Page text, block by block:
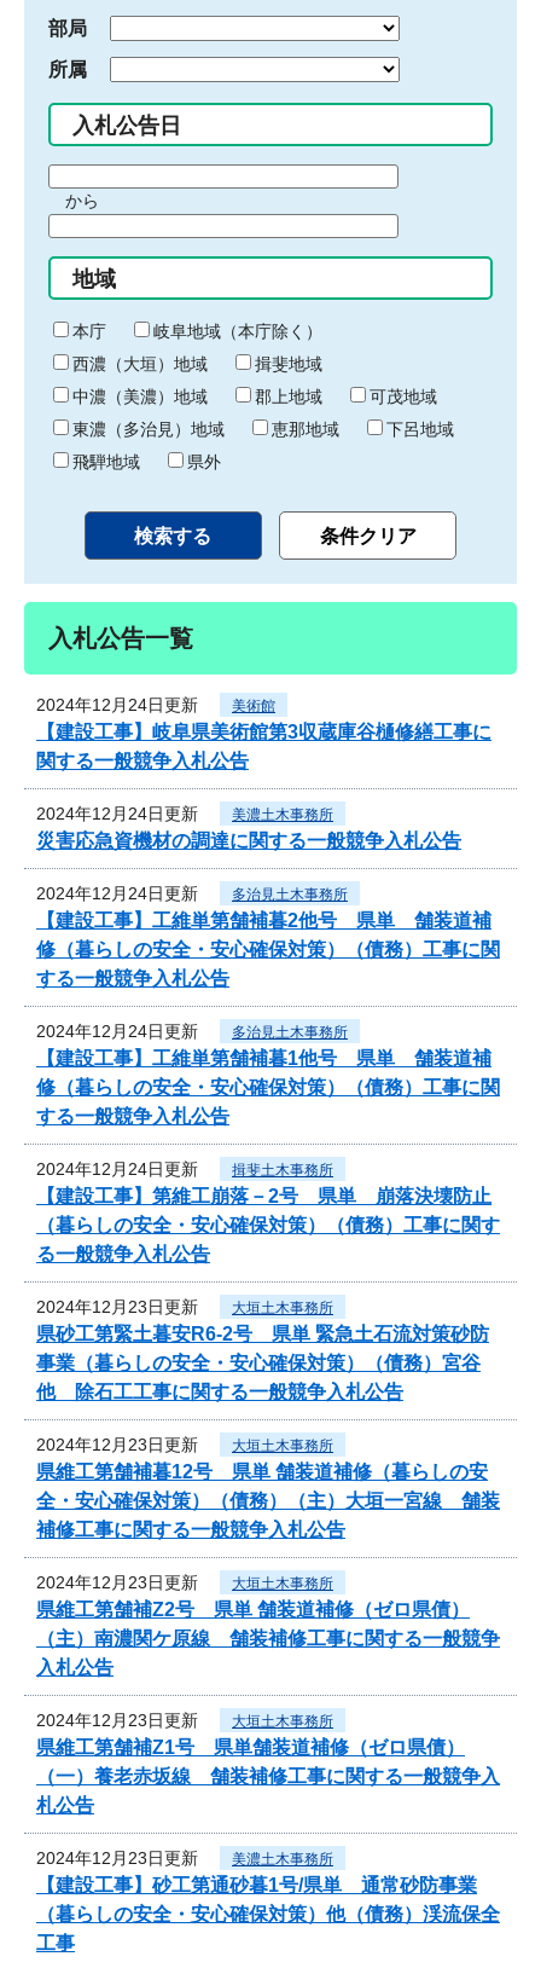
部局
所属
入札公告日
間
始
り
から
間
終
わ
り
地域
本庁
岐阜地域（本庁除く）
西濃（大垣）地域
揖斐地域
中濃（美濃）地域
郡上地域
可茂地域
東濃（多治見）地域
恵那地域
下呂地域
飛騨地域
県外
入札公告一覧
2024年12月24日更新 美術館
【建設工事】岐阜県美術館第3収蔵庫谷樋修繕工事に
関する一般競争入札公告
2024年12月24日更新 美濃土木事務所
災害応急資機材の調達に関する一般競争入札公告
2024年12月24日更新 多治見土木事務所
【建設工事】工維単第舗補暮2他号 県単 舗装道補
修（暮らしの安全・安心確保対策）（債務）工事に関
する一般競争入札公告
2024年12月24日更新 多治見土木事務所
【建設工事】工維単第舗補暮1他号 県単 舗装道補
修（暮らしの安全・安心確保対策）（債務）工事に関
する一般競争入札公告
2024年12月24日更新 揖斐土木事務所
【建設工事】第維工崩落－2号 県単 崩落決壊防止
（暮らしの安全・安心確保対策）（債務）工事に関す
る一般競争入札公告
2024年12月23日更新 大垣土木事務所
県砂工第緊土暮安R6-2号 県単 緊急土石流対策砂防
事業（暮らしの安全・安心確保対策）（債務）宮谷
他 除石工工事に関する一般競争入札公告
2024年12月23日更新 大垣土木事務所
県維工第舗補暮12号 県単 舗装道補修（暮らしの安
全・安心確保対策）（債務）（主）大垣一宮線 舗装
補修工事に関する一般競争入札公告
2024年12月23日更新 大垣土木事務所
県維工第舗補Z2号 県単 舗装道補修（ゼロ県債）
（主）南濃関ケ原線 舗装補修工事に関する一般競争
入札公告
2024年12月23日更新 大垣土木事務所
県維工第舗補Z1号 県単舗装道補修（ゼロ県債）
（一）養老赤坂線 舗装補修工事に関する一般競争入
札公告
2024年12月23日更新 美濃土木事務所
【建設工事】砂工第通砂暮1号/県単 通常砂防事業
（暮らしの安全・安心確保対策）他（債務）渓流保全
工事